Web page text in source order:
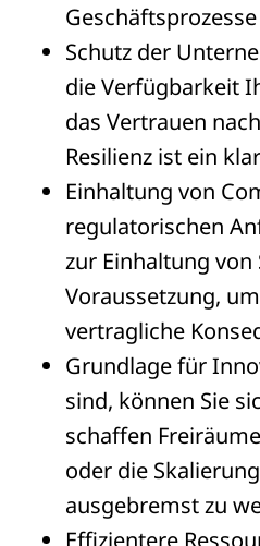
Schutz der
die Verfügbarkeit
das Vertrauen
Resilienz ist ein
Einhaltung von
regulatorischen
zur Einhaltung von
Voraussetzung,
vertragliche
Grundlage für
sind, können Sie
schaffen
oder die
ausgebremst zu
Effizientere